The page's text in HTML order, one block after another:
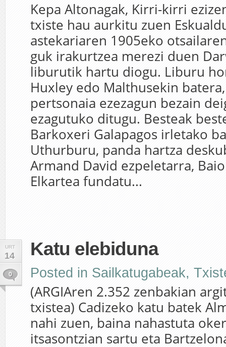
Kepa Altonagak, Kirri-kirri
txiste hau aurkitu zuen
astekariaren 1905eko
guk irakurtzea merezi duen
liburutik hartu diogu. Liburu
Huxley edo Malthusekin
pertsonaia ezezagun bezain
ezagutuko ditugu. Besteak
Barkoxeri Galapagos irletako
Uthurburu, panda hartza
Armand David ezpeletarra,
Elkartea fundatu...
URT
14
0
Katu elebiduna
Posted in Sailkatugabeak,
(ARGIAren 2.352 zenbakian
txistea) Cadizeko katu batek
nahi zuen, baina nahastuta
itsasontzian sartu eta